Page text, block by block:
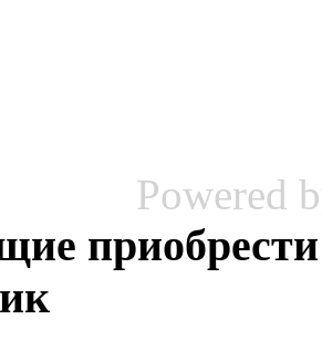
Powered